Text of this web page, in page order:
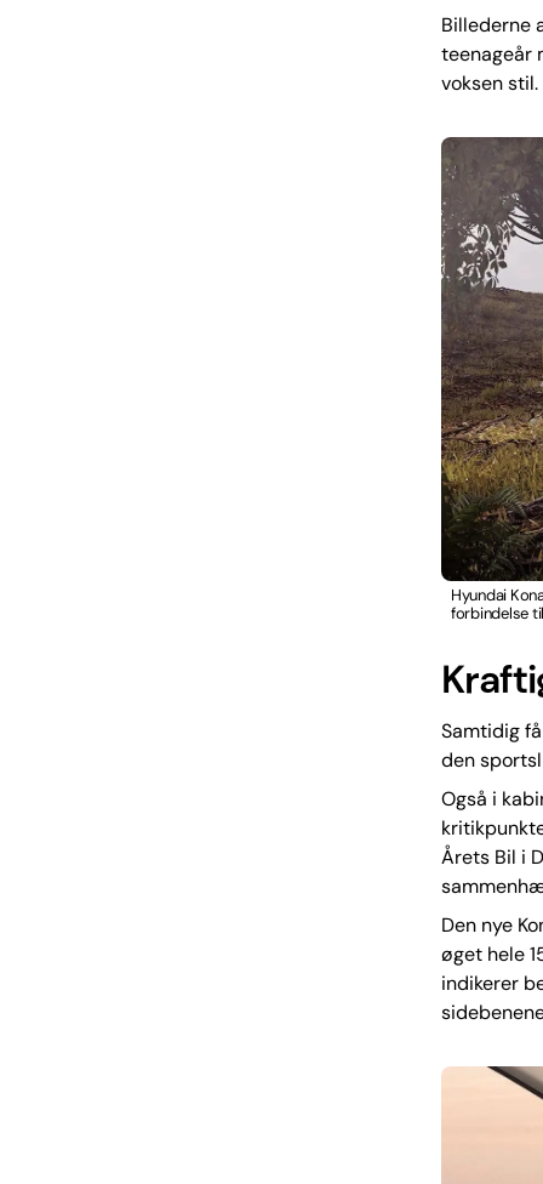
Billederne
teenageår
voksen stil.
Hyundai
forbindelse
Samtidig
den
Også i
Årets Bil i
Den nye
øget hele
indikerer